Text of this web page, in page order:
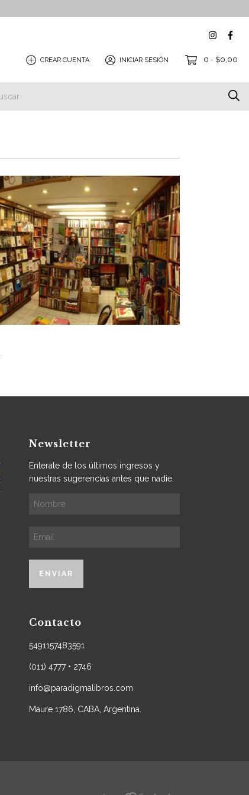
CREAR CUENTA INICIAR SESIÓN 0 - $0,00
Newsletter
Enterate de los últimos ingresos y
nuestras sugerencias antes que nadie.
Contacto
5491157483591
(011) 4777 • 2746
info@paradigmalibros.com
Maure 1786, CABA, Argentina.